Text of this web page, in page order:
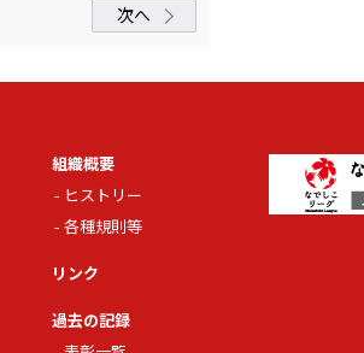
次へ
組織概要
ヒストリー
各種規則等
リンク
過去の記録